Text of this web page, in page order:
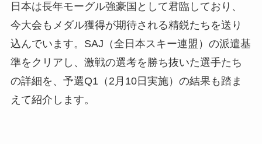
日本は長年モーグル強豪国として君臨しており、
今大会もメダル獲得が期待される精鋭たちを送り
込んでいます。SAJ（全日本スキー連盟）の派遣基
準をクリアし、激戦の選考を勝ち抜いた選手たち
の詳細を、予選Q1（2月10日実施）の結果も踏ま
えて紹介します。